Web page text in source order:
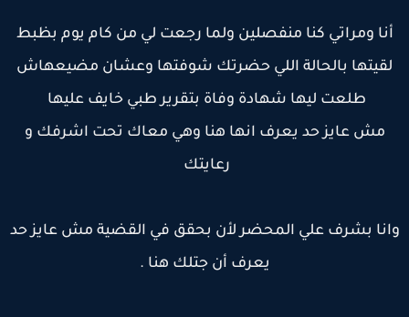
أنا ومراتي كنا منفصلين ولما رجعت لي من كام يوم بظبط
لقيتها بالحالة اللي حضرتك شوفتها وعشان مضيعهاش
طلعت ليها شهادة وفاة بتقرير طبي خايف عليها
مش عايز حد يعرف انها هنا وهي معاك تحت اشرفك و
رعايتك
بشرف علي المحضر لأن بحقق في القضية مش عايز حد
يعرف أن جتلك هنا .